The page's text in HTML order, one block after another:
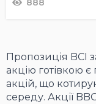
888
Пропозиція BCI
акцію готівкою є
акцій, що
середу. Акції